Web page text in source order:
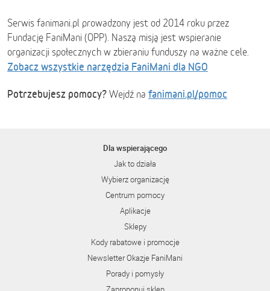
Serwis fanimani.pl prowadzony jest od 2014 roku przez
Fundację FaniMani (OPP). Naszą misją jest wspieranie
organizacji społecznych w zbieraniu funduszy na ważne cele.
Zobacz wszystkie narzędzia FaniMani dla NGO
Potrzebujesz pomocy? Wejdź na fanimani.pl/pomoc
Dla wspierającego
Jak to działa
Wybierz organizację
Centrum pomocy
Aplikacje
Sklepy
Kody rabatowe i promocje
Newsletter Okazje FaniMani
Porady i pomysły